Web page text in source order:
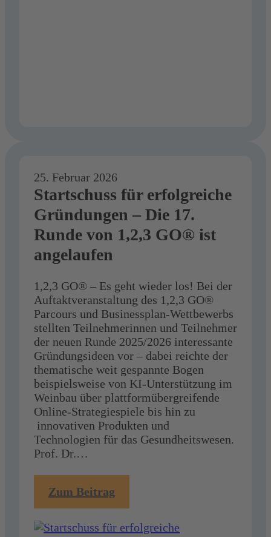
25. Februar 2026
Startschuss für erfolgreiche
Gründungen – Die 17.
Runde von 1,2,3 GO® ist
angelaufen
1,2,3 GO® – Es geht wieder los! Bei der
Auftaktveranstaltung des 1,2,3 GO®
Parcours und Businessplan-Wettbewerbs
stellten Teilnehmerinnen und Teilnehmer
der neuen Runde 2025/2026 interessante
Gründungsideen vor – dabei reichte der
thematische weit gespannte Bogen
beispielsweise von KI-Unterstützung im
Weinbau über plattformübergreifende
Online-Strategiespiele bis hin zu
innovativen Produkten und
Technologien für das Gesundheitswesen.
Prof. Dr.…
Zum Beitrag
erfolgreiche